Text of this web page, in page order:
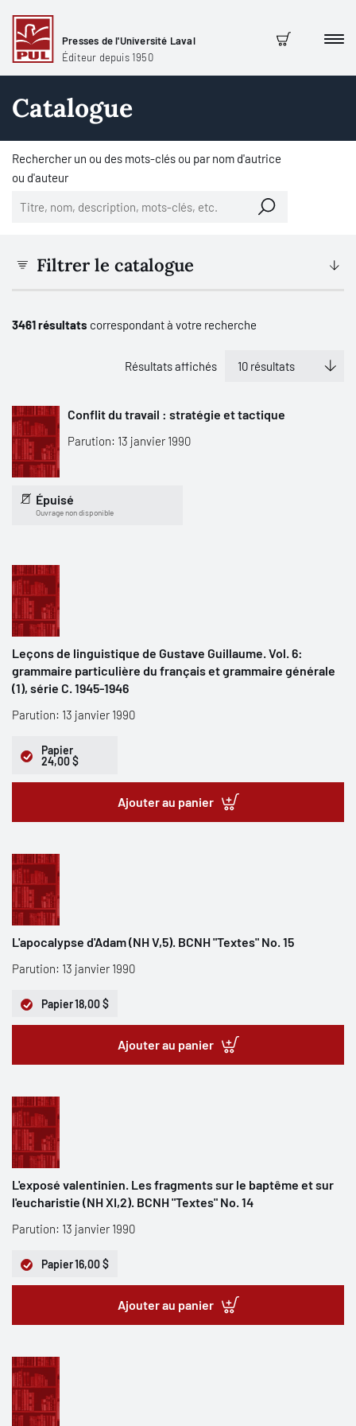
Presses de l'Université Laval
Éditeur depuis 1950
Panier
Catalogue
Rechercher un ou des mots-clés ou par nom d'autrice
ou d'auteur
Filtrer le catalogue
3461 résultats correspondant à votre recherche
Résultats affichés
Conflit du travail : stratégie et tactique
Parution: 13 janvier 1990
Épuisé
Ouvrage non disponible
Leçons de linguistique de Gustave Guillaume. Vol. 6:
grammaire particulière du français et grammaire générale
(1), série C. 1945-1946
Parution: 13 janvier 1990
Papier
24,00 $
Ajouter au panier
L'apocalypse d'Adam (NH V,5). BCNH "Textes" No. 15
Parution: 13 janvier 1990
Papier18,00 $
Ajouter au panier
L'exposé valentinien. Les fragments sur le baptême et sur
l'eucharistie (NH XI,2). BCNH "Textes" No. 14
Parution: 13 janvier 1990
Papier16,00 $
Ajouter au panier